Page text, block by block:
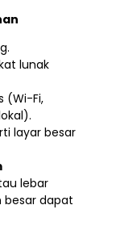
lunak
(Wi-Fi,
layar besar
lebar
dapat